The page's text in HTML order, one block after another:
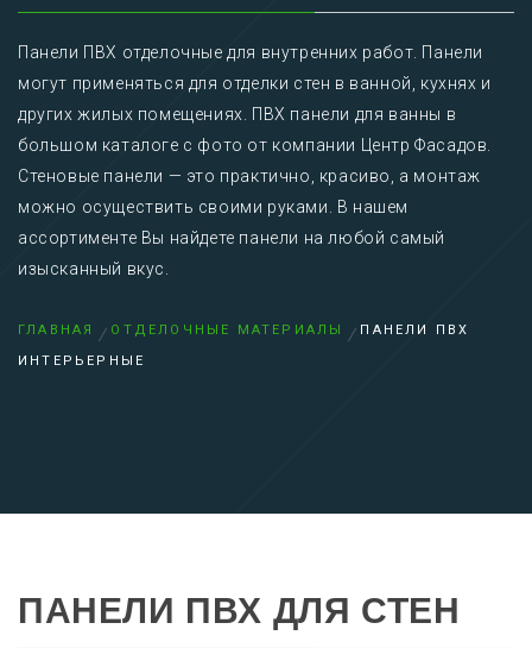
Панели ПВХ отделочные для внутренних работ. Панели
могут применяться для отделки стен в ванной, кухнях и
других жилых помещениях. ПВХ панели для ванны в
большом каталоге с фото от компании Центр Фасадов.
Стеновые панели — это практично, красиво, а монтаж
можно осуществить своими руками. В нашем
ассортименте Вы найдете панели на любой самый
изысканный вкус.
ГЛАВНАЯ ОТДЕЛОЧНЫЕ МАТЕРИАЛЫ
ПАНЕЛИ ПВХ
ИНТЕРЬЕРНЫЕ
ПАНЕЛИ ПВХ ДЛЯ СТЕН